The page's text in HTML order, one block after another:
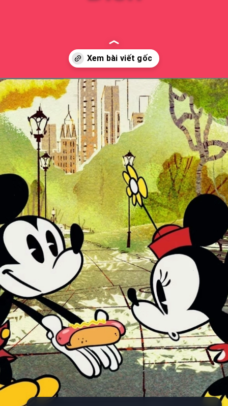
Đang mở https://issiloo.edu.vn/tat-ca-cac-nhan-vat-trong-disney